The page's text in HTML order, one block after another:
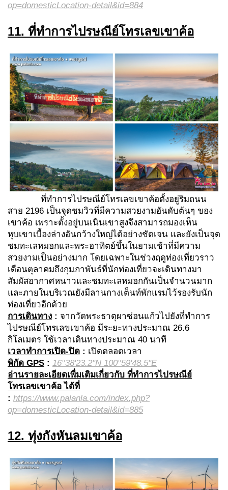
op=domesticLocation-detail&id=884
11. ที่ทำการไปรษณีย์โทรเลขเขาค้อ
ที่ทำการไปรษณีย์โทรเลขเขาค้อตั้งอยู่ริมถนน
สาย 2196 เป็นจุดชมวิวที่มีความสวยงามอันดับต้นๆ ของ
เขาค้อ เพราะตั้งอยู่บนเนินเขาสูงจึงสามารถมองเห็น
หุบเขาเบื้องล่างอันกว้างใหญ่ได้อย่างชัดเจน และยังเป็นจุด
ชมทะเลหมอกและพระอาทิตย์ขึ้นในยามเช้าที่มีความ
สวยงามเป็นอย่างมาก โดยเฉพาะในช่วงฤดูท่องเที่ยวราว
เดือนตุลาคมถึงกุมภาพันธ์ที่นักท่องเที่ยวจะเดินทางมา
สัมผัสอากาศหนาวและชมทะเลหมอกกันเป็นจำนวนมาก
และภายในบริเวณยังมีลานกางเต็นท์พักแรมไว้รองรับนัก
ท่องเที่ยวอีกด้วย
การเดินทาง : จากวัดพระธาตุผาซ่อนแก้วไปยังที่ทำการ
ไปรษณีย์โทรเลขเขาค้อ มีระยะทางประมาณ 26.6
กิโลเมตร ใช้เวลาเดินทางประมาณ 40 นาที
เวลาทำการเปิด-ปิด : เปิดตลอดเวลา
พิกัด GPS : 16°38'23.2"N 100°59'48.5"E
อ่านรายละเอียดเพื่มเติมเกี่ยวกับ ที่ทำการไปรษณีย์
โทรเลขเขาค้อ ได้ที่
: https://www.palanla.com/index.php?
op=domesticLocation-detail&id=885
12. ทุ่งกังหันลมเขาค้อ